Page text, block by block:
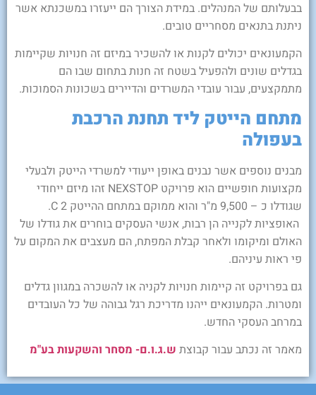
בבעלותם של המנהלים. במידת הצורך הם ייעזרו במשכנתא אשר
ניתנת בתנאים מסחריים טובים.
הקמעונאים יכולים לקנות או להשכיר במיזם זה חנויות שקיימות
בגדלים שונים ולהפעיל בשטח זה חנות בתחום שבו הם
מתמקצעים, עבור עובדי המשרדים והדיירים בשכונות הסמוכות.
מתחם הייטק ליד תחנת הרכבת
בעפולה
מבנים נוספים אשר נבנים באופן ייעודי למשרדי הייטק ולבעלי
מקצועות חופשיים הוא פרויקט NEXSTOP זהו מיזם ייחודי
שגודלו כ – 9,500 מ"ר והוא ממוקם במתחם ההייטק 2 C.
האופציות לקנייה הן רבות, אנשי העסקים בוחרים את גודלו של
האולם ומיקומו ולאחר קבלת המפתח, הם מעצבים את המקום על
פי ראות עיניהם.
גם בפרויקט זה קיימות חנויות לקניה או להשכרה במגוון גדלים
ומטרות. הקמעונאים ייהנו מדריכת רגל גבוהה של כל העובדים
במרחב העסקי החדש.
מאמר זה נכתב עבור קבוצת ש.ג.ו.ם- מסחר והשקעות בע"מ